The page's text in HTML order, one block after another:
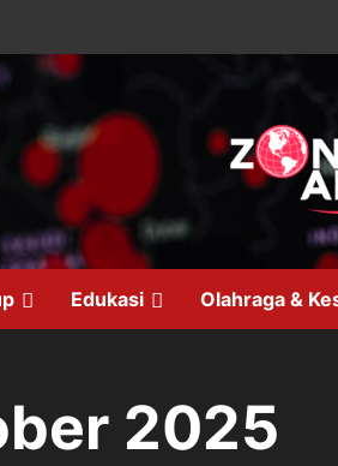
Edukasi Olahraga &
2025